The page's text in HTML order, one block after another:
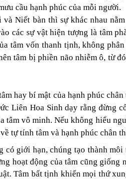
cầu hạnh phúc của mỗi người.
Niết bàn thì sự khác nhau
các sự vật hiện tượng là tâm
tâm vốn thanh tịnh, không
tâm bị phiền não nhiễm ô, từ
hay bí mật của hạnh phúc
Liên Hoa Sinh dạy rằng đừng
tâm vô minh. Nếu không hiểu
tự tính tâm và hạnh phúc chân
có giới hạn, chúng tạo thành
hoạt động của tâm cũng giống
Tâm bất tịnh khiến mọi thứ